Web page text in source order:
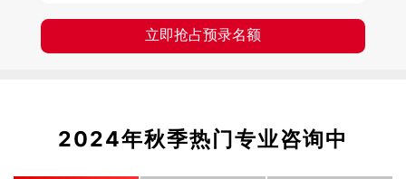
立即抢占预录名额
2024年秋季热门专业咨询中